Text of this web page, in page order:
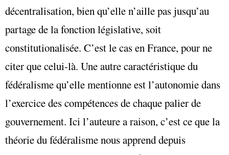
décentralisation, bien qu’elle n’aille pas jusqu’au
partage de la fonction législative, soit
constitutionalisée. C’est le cas en France, pour ne
citer que celui-là. Une autre caractéristique du
fédéralisme qu’elle mentionne est l’autonomie dans
l’exercice des compétences de chaque palier de
gouvernement. Ici l’auteure a raison, c’est ce que la
théorie du fédéralisme nous apprend depuis